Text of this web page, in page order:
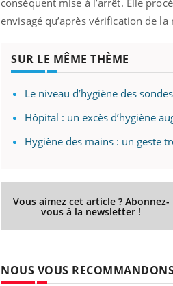
conséquent mise à l’arrêt. Elle
envisagé qu’après vérification de
SUR LE MÊME THÈME
Le niveau d’hygiène des
Hôpital : un excès d’hygiène
Hygiène des mains : un geste
Vous aimez cet article ? Abonnez-
vous à la newsletter !
NOUS VOUS